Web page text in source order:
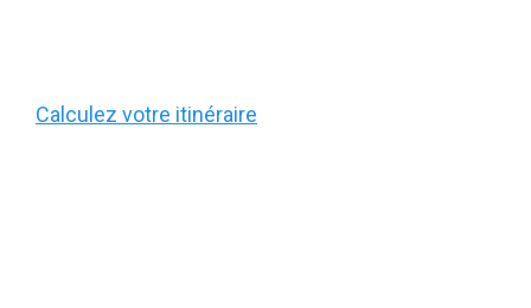
Calculez votre itinéraire